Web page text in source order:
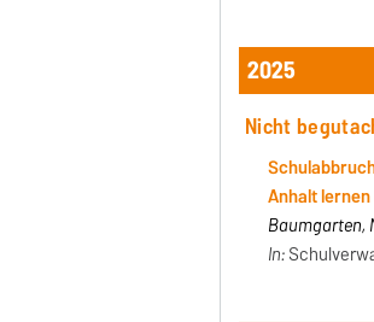
2025
Nicht
Anhalt
Baumgarten,
In: